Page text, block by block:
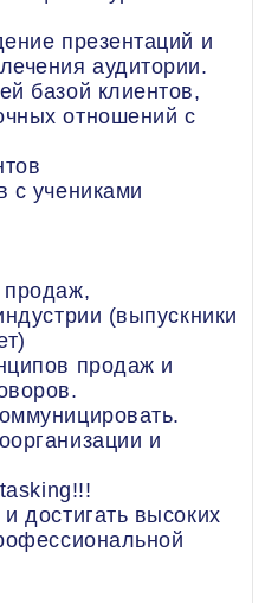
презентаций и
аудитории.
базой клиентов,
отношений с
с учениками
(выпускники
продаж и
и
достигать высоких